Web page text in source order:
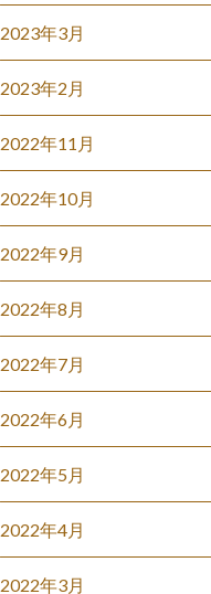
2023年3月
2023年2月
2022年11月
2022年10月
2022年9月
2022年8月
2022年7月
2022年6月
2022年5月
2022年4月
2022年3月